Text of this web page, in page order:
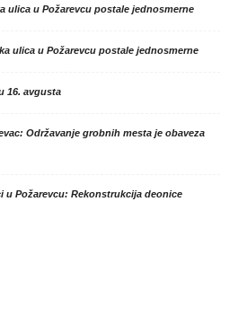
ulica u Požarevcu postale jednosmerne
ulica u Požarevcu postale jednosmerne
16. avgusta
Održavanje grobnih mesta je obaveza
u Požarevcu: Rekonstrukcija deonice